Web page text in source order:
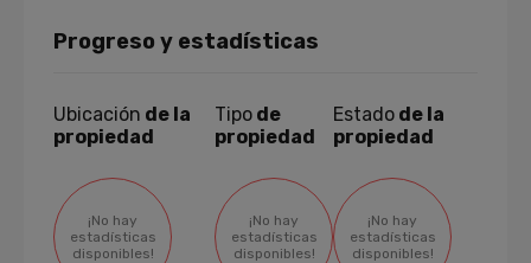
Progreso y estadísticas
Ubicación de la
propiedad
¡No hay
estadísticas
disponibles!
Tipo de
propiedad
¡No hay
estadísticas
disponibles!
Estado de la
propiedad
¡No hay
estadísticas
disponibles!